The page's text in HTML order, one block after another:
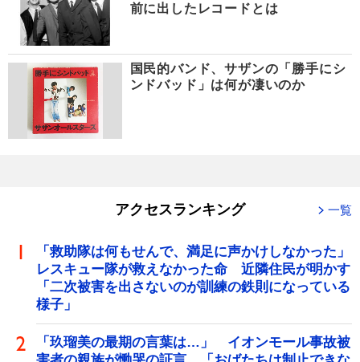
前に出したレコードとは
国民的バンド、サザンの「勝手にシ
ンドバッド」は何が凄いのか
アクセスランキング 一覧
「救助隊は何もせんで、満足に声かけしなかった」
レスキュー隊が救えなかった命 近隣住民が明かす
「二次被害を出さないのが訓練の鉄則になっている
様子」
「玖瑠美の最期の言葉は…」 イオンモール事故被